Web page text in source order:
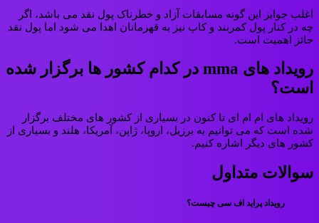
اغلب جوایز این گونه مسابقات آزاد و خطرناک پول نقد می باشد، اگر
چه در کنار پول کمربند و کاپ نیز به قهرمانان اهدا می شود اما پول نقد
حائز اهمیت است.
رویداد های mma در کدام کشور ها برگزار شده
است؟
رویداد های ام ام ای تا کنون در بسیاری از کشور های مختلف برگزار
شده است که می توانیم به برزیل، اروپا، ژاپن، آمریکا، هلند و بسیاری از
کشور های دیگر اشاره کنیم.
سوالات متداول
رویداد پراید اف سی چیست؟